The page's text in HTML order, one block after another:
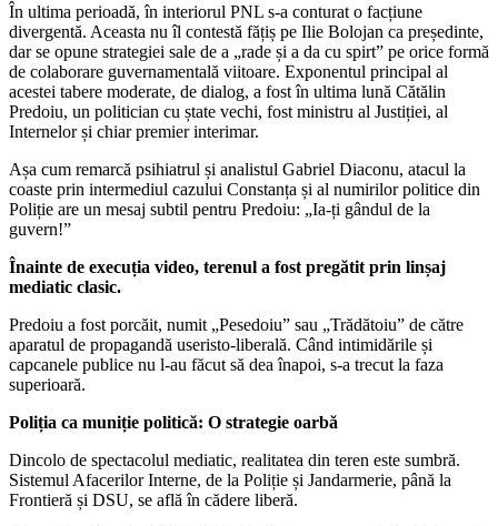
În ultima perioadă, în interiorul PNL s-a conturat o facțiune
divergentă. Aceasta nu îl contestă fățiș pe Ilie Bolojan ca președinte,
dar se opune strategiei sale de a „rade și a da cu spirt” pe orice formă
de colaborare guvernamentală viitoare. Exponentul principal al
acestei tabere moderate, de dialog, a fost în ultima lună Cătălin
Predoiu, un politician cu ștate vechi, fost ministru al Justiției, al
Internelor și chiar premier interimar.
Așa cum remarcă psihiatrul și analistul Gabriel Diaconu, atacul la
coaste prin intermediul cazului Constanța și al numirilor politice din
Poliție are un mesaj subtil pentru Predoiu: „Ia-ți gândul de la
guvern!”
Înainte de execuția video, terenul a fost pregătit prin linșaj
mediatic clasic.
Predoiu a fost porcăit, numit „Pesedoiu” sau „Trădătoiu” de către
aparatul de propagandă useristo-liberală. Când intimidările și
capcanele publice nu l-au făcut să dea înapoi, s-a trecut la faza
superioară.
Poliția ca muniție politică: O strategie oarbă
Dincolo de spectacolul mediatic, realitatea din teren este sumbră.
Sistemul Afacerilor Interne, de la Poliție și Jandarmerie, până la
Frontieră și DSU, se află în cădere liberă.